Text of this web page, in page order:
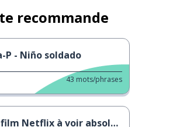
recommande
P - Niño soldado
43 mots/phrases
Netflix à voir absolument